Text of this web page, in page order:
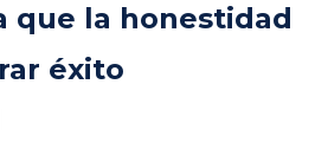
que la honestidad
éxito